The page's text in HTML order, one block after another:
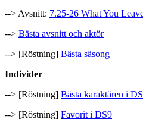
--> Avsnitt: 7.25-26 What You
--> Bästa avsnitt och aktör
--> [Röstning] Bästa säsong
Individer
--> [Röstning] Bästa karaktären i
--> [Röstning] Favorit i DS9